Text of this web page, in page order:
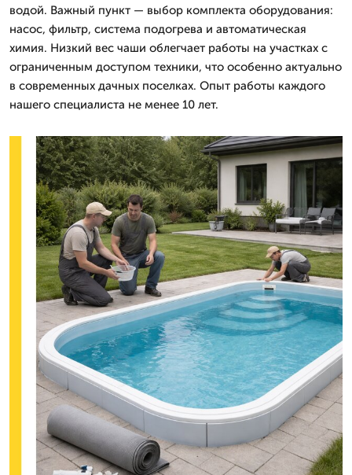
водой. Важный пункт — выбор комплекта оборудования:
насос, фильтр, система подогрева и автоматическая
химия. Низкий вес чаши облегчает работы на участках с
ограниченным доступом техники, что особенно актуально
в современных дачных поселках. Опыт работы каждого
нашего специалиста не менее 10 лет.